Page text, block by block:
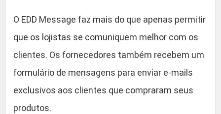
O EDD Message faz mais do que apenas permitir
que os lojistas se comuniquem melhor com os
clientes. Os fornecedores também recebem um
formulário de mensagens para enviar e-mails
exclusivos aos clientes que compraram seus
produtos.